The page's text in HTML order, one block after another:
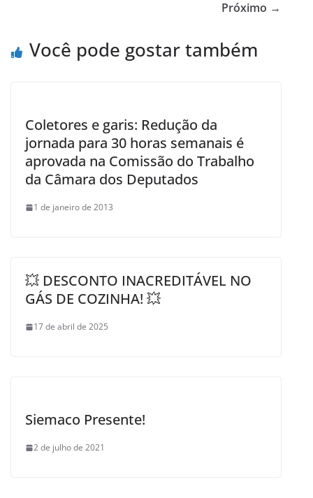
o
Próximo →
Você pode gostar também
Coletores e garis: Redução da
jornada para 30 horas semanais é
aprovada na Comissão do Trabalho
da Câmara dos Deputados
1 de janeiro de 2013
💥 DESCONTO INACREDITÁVEL NO
GÁS DE COZINHA! 💥
17 de abril de 2025
Siemaco Presente!
2 de julho de 2021